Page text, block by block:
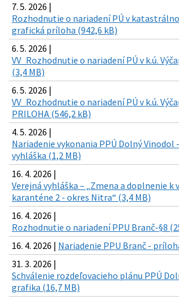
7. 5. 2026 |
Rozhodnutie o nariadení PÚ v
grafická príloha (942,6 kB)
6. 5. 2026 |
VV_Rozhodnutie o nariadení PÚ v k.ú.
(3,4 MB)
6. 5. 2026 |
VV_Rozhodnutie o nariadení PÚ v k.ú.
PRILOHA (546,2 kB)
4. 5. 2026 |
Nariadenie vykonania PPÚ Dolný Vinodol
vyhláška (1,2 MB)
16. 4. 2026 |
Verejná vyhláška – „Zmena a doplnenie k
karanténe 2 - okres Nitra“ (3,4 MB)
16. 4. 2026 |
Rozhodnutie o nariadení PPU Branč-§8
16. 4. 2026 | Nariadenie PPU Branč -
31. 3. 2026 |
Schválenie rozdeľovacieho plánu PPÚ
grafika (16,7 MB)